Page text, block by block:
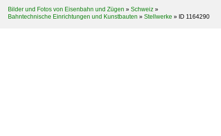
Bilder und Fotos von Eisenbahn und Zügen » Schweiz »
Bahntechnische Einrichtungen und Kunstbauten » Stellwerke » ID 1164290